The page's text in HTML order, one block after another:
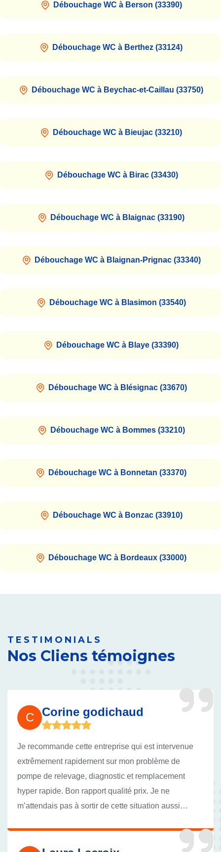
Débouchage WC à Berson (33390)
Débouchage WC à Berthez (33124)
Débouchage WC à Beychac-et-Caillau (33750)
Débouchage WC à Bieujac (33210)
Débouchage WC à Birac (33430)
Débouchage WC à Blaignac (33190)
Débouchage WC à Blaignan-Prignac (33340)
Débouchage WC à Blasimon (33540)
Débouchage WC à Blaye (33390)
Débouchage WC à Blésignac (33670)
Débouchage WC à Bommes (33210)
Débouchage WC à Bonnetan (33370)
Débouchage WC à Bonzac (33910)
Débouchage WC à Bordeaux (33000)
TESTIMONIALS
Nos Cliens témoignes
C Corine godichaud
Je recommande cette entreprise qui est intervenue
extrêmement rapidement sur mon problème de
pompe de relevage, diagnostic et remplacement
hyper rapide. Bon rapport qualité prix. Je ne
m’attendais pas à sortir de cette situation aussi